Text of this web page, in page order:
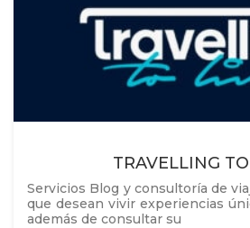
TRAVELLING
Servicios Blog y consultoría de
que desean vivir experiencias
además de consultar su